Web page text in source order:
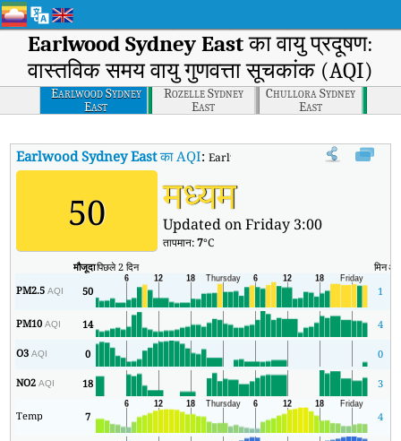
Earlwood Sydney Eastका वायु प्रदूषण:
वास्तविक समय वायु गुणवत्ता सूचकांक (AQI)
Earlwood Sydney
East
Rozelle Sydney
East
Chullora Sydney
East
Earlwood Sydney Eastका AQI:Earlwood Sydney East का वास्तविक समय
50 मध्यम
Updated on Friday 3:00
तापमान:7°C
मौजूदापिछले 2 दिन मिन
PM2.5AQI 50 1
PM10AQI 14 4
O3AQI 0 0
NO2AQI 18 3
Temp 7 4